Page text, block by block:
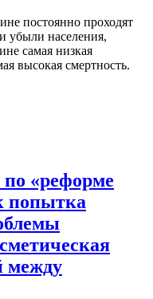
постоянно проходят
убыли населения,
самая низкая
высокая смертность.
«реформе
попытка
между